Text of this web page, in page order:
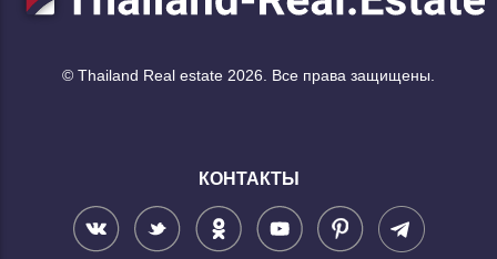
© Thailand Real estate 2026. Все права защищены.
КОНТАКТЫ